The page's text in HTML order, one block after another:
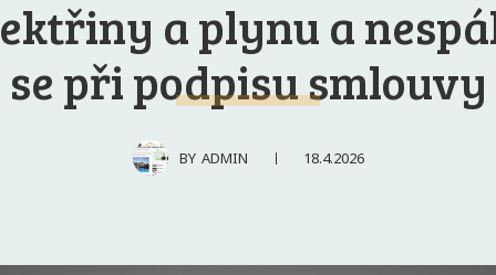
a plynu a
se při podpisu smlouvy
BY ADMIN 18.4.2026